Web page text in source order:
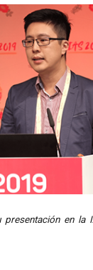
presentación en la